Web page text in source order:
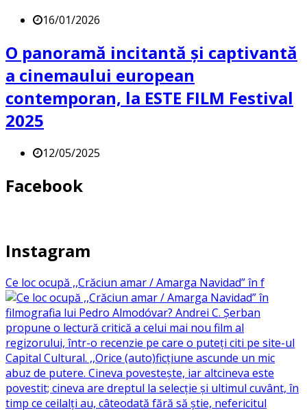
16/01/2026
O panoramă incitantă și captivantă
a cinemaului european
contemporan, la ESTE FILM Festival
2025
12/05/2025
Facebook
Instagram
Ce loc ocupă ,,Crăciun amar / Amarga Navidad” în f